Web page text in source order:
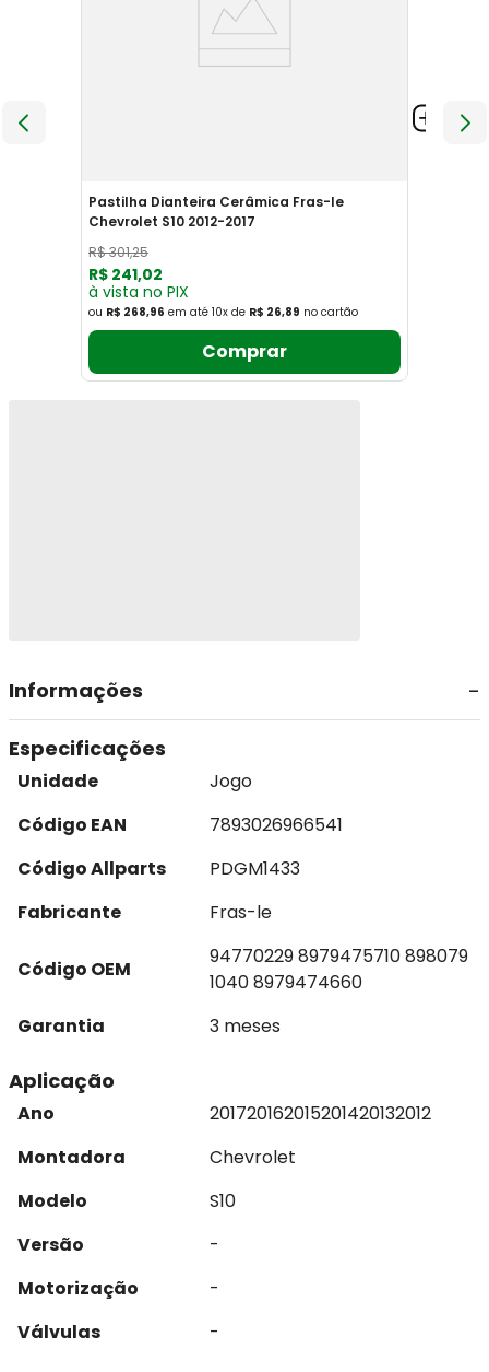
Pastilha Dianteira Cerâmica Fras-le
Chevrolet S10 2012-2017
R$301,25
R$ 241,02
à vista no PIX
ou R$ 268,96 em até 10x de R$ 26,89 no cartão
Comprar
Informações
Especificações
Unidade
Jogo
Código EAN
7893026966541
Código Allparts
PDGM1433
Fabricante
Fras-le
Código OEM
94770229 8979475710 898079
1040 8979474660
Garantia
3 meses
Aplicação
Ano 201720162015201420132012
Montadora
Chevrolet
Modelo
S10
Versão
-
Motorização
-
Válvulas
-